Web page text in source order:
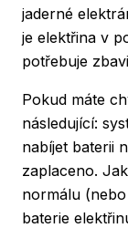
jaderné
je elektřina v
potřebuje
Pokud máte
následující:
nabíjet baterii
zaplaceno.
normálu
baterie